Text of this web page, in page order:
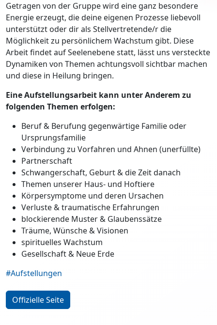
Getragen von der Gruppe wird eine ganz besondere
Energie erzeugt, die deine eigenen Prozesse liebevoll
unterstützt oder dir als Stellvertretende/r die
Möglichkeit zu persönlichem Wachstum gibt. Diese
Arbeit findet auf Seelenebene statt, lässt uns versteckte
Dynamiken von Themen achtungsvoll sichtbar machen
und diese in Heilung bringen.
Eine Aufstellungsarbeit kann unter Anderem zu
folgenden Themen erfolgen:
Beruf & Berufung gegenwärtige Familie oder
Ursprungsfamilie
Verbindung zu Vorfahren und Ahnen (unerfüllte)
Partnerschaft
Schwangerschaft, Geburt & die Zeit danach
Themen unserer Haus- und Hoftiere
Körpersymptome und deren Ursachen
Verluste & traumatische Erfahrungen
blockierende Muster & Glaubenssätze
Träume, Wünsche & Visionen
spirituelles Wachstum
Gesellschaft & Neue Erde
#Aufstellungen
Offizielle Seite